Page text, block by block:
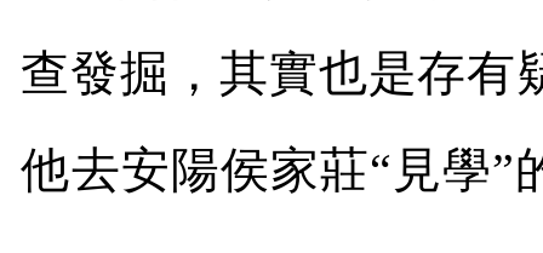
查發掘，其實也是存有
他去安陽侯家莊“見學”